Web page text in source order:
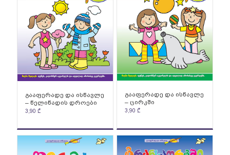
გააფერადე და ისწავლე
– წელიწადის დროები
3,90 ₾
გააფერადე და ისწავლე
– ცირკში
3,90 ₾